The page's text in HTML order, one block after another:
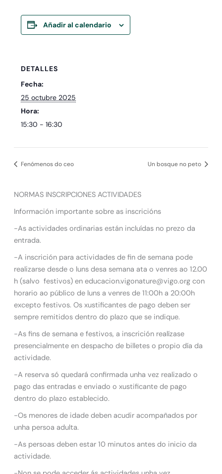
Añadir al calendario
DETALLES
Fecha:
25 octubre 2025
Hora:
15:30 - 16:30
Fenómenos do ceo Un bosque no peto
NORMAS INSCRIPCIONES ACTIVIDADES
Información importante sobre as inscricións
-As actividades ordinarias están incluídas no prezo da
entrada.
-A inscrición para actividades de fin de semana pode
realizarse desde o luns desa semana ata o venres ao 12.00
h (salvo festivos) en educacion.vigonature@vigo.org con
horario ao público de luns a venres de 11:00h a 20:00h
excepto festivos. Os xustificantes de pago deben ser
sempre remitidos dentro do plazo que se indique.
-As fins de semana e festivos, a inscrición realízase
presencialmente en despacho de billetes o propio día da
actividade.
-A reserva só quedará confirmada unha vez realizado o
pago das entradas e enviado o xustificante de pago
dentro do plazo establecido.
-Os menores de idade deben acudir acompañados por
unha persoa adulta.
-As persoas deben estar 10 minutos antes do inicio da
actividade.